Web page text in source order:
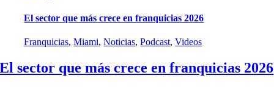
El sector que más crece en franquicias 2026
Franquicias,Miami,Noticias,Podcast,Videos
El sector que más crece en franquicias 2026